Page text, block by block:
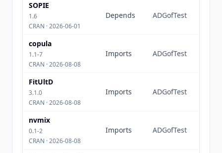
SOPIE
1.6
CRAN · 2026-06-01
Depends ADGofTest
copula
1.1-7
CRAN · 2026-08-08
Imports ADGofTest
FitUltD
3.1.0
CRAN · 2026-08-08
Imports ADGofTest
nvmix
0.1-2
CRAN · 2026-08-08
Imports ADGofTest